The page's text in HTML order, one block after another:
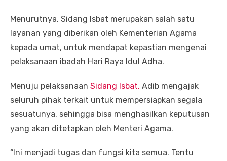
Menurutnya, Sidang Isbat merupakan salah satu
layanan yang diberikan oleh Kementerian Agama
kepada umat, untuk mendapat kepastian mengenai
pelaksanaan ibadah Hari Raya Idul Adha.
Menuju pelaksanaan Sidang Isbat, Adib mengajak
seluruh pihak terkait untuk mempersiapkan segala
sesuatunya, sehingga bisa menghasilkan keputusan
yang akan ditetapkan oleh Menteri Agama.
“Ini menjadi tugas dan fungsi kita semua. Tentu